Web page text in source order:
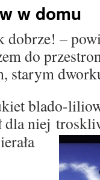
w domu
–
do
starym
blado-
dla niej